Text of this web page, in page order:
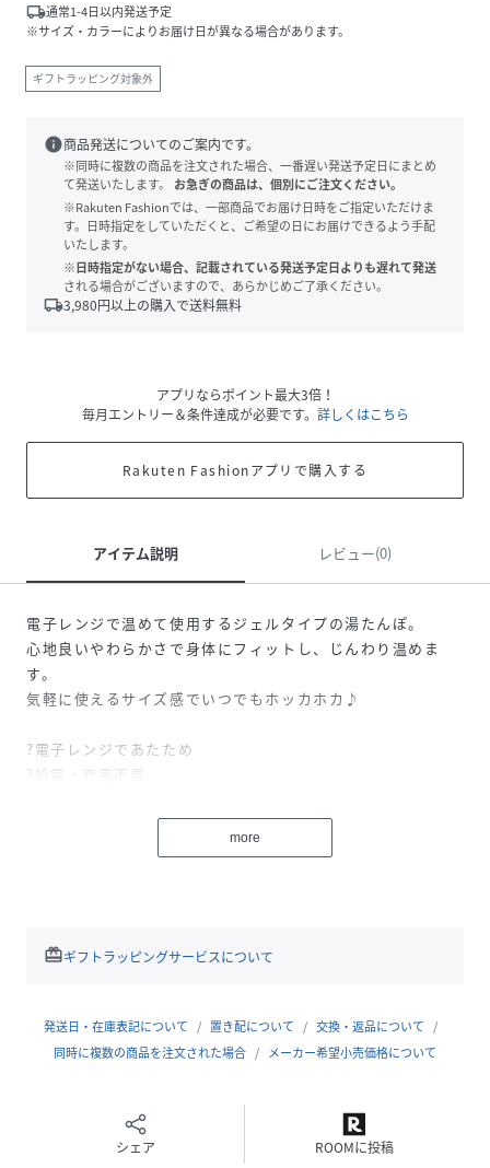
local_shipping通常1-4日以内発送予定
※サイズ・カラーによりお届け日が異なる場合があります。
ギフトラッピング対象外
info商品発送についてのご案内です。
※同時に複数の商品を注文された場合、一番遅い発送予定日にまとめ
て発送いたします。
お急ぎの商品は、個別にご注文ください。
※Rakuten Fashionでは、一部商品でお届け日時をご指定いただけま
す。日時指定をしていただくと、ご希望の日にお届けできるよう手配
いたします。
※日時指定がない場合、記載されている発送予定日よりも遅れて発送
される場合がございますので、あらかじめご了承ください。
local_shipping3,980円以上の購入で送料無料
アプリならポイント最大3倍！
毎月エントリー＆条件達成が必要です。 詳しくはこちら
Rakuten Fashionアプリで購入する
アイテム説明 レビュー(0)
電子レンジで温めて使用するジェルタイプの湯たんぽ。
心地良いやわらかさで身体にフィットし、じんわり温めま
す。
気軽に使えるサイズ感でいつでもホッカホカ♪
?電子レンジであたため
?給電・充電不要
?約7時間温かさ持続
●電子レンジでチンしてすぐにあたたか！必要なときにすぐ
繰り返し使えて環境にもお財布にもやさしい。
寒い季節にも快適なお休み時間をサポートします。
※ふとんの中で使用した場合の目安時間です。
more
redeemギフトラッピングサービスについて
発送日・在庫表記について 置き配について
交換・返品について
同時に複数の商品を注文された場合
メーカー希望小売価格について
シェア ROOMに投稿